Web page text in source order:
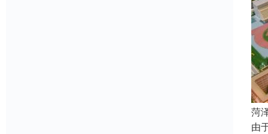
菏
由